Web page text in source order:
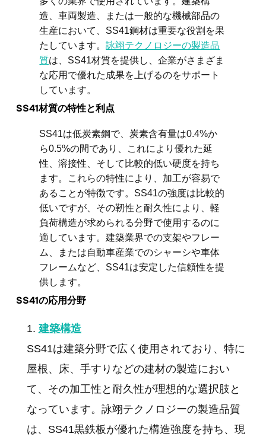
造、車両製造、または一般的な機械部品の
生産において、SS41鋼材は重要な役割を果
たしています。詠翊テクノロジーの製造品
質は、SS41材質を提供し、企業がさまざま
な応用で優れた成果を上げるのをサポート
しています。
SS41材質の特性と利点
SS41は低炭素鋼で、炭素含有量は0.4%か
ら0.5%の間であり、これにより優れた延
性、溶接性、そして比較的低い硬度を持ち
ます。これらの特性により、加工が容易で
あることが特徴です。SS41の強度は比較的
低いですが、その靭性と耐久性により、軽
負荷構造が求められる分野で使用するのに
適しています。建築業界での支架やフレー
ム、または自動車産業でのシャーシや車体
フレームなど、SS41は安定した信頼性を提
供します。
SS41の応用分野
建築構造
SS41は建築分野で広く使用されており、特に
屋根、床、手すりなどの建材の製造におい
て、その加工性と耐久性が理想的な選択肢と
なっています。詠翊テクノロジーの製造品質
は、SS41黒鉄板が優れた構造強度を持ち、現